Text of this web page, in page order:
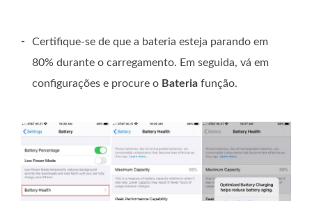
-
Certifique-se de que a bateria esteja parando em
80% durante o carregamento. Em seguida, vá em
configurações e procure o Bateria função.